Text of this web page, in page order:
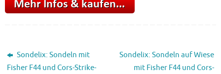
Sondelix: Sondeln mit
Fisher F44 und Cors-Strike-
Sondelix: Sondeln auf Wiese
mit Fisher F44 und Cors-